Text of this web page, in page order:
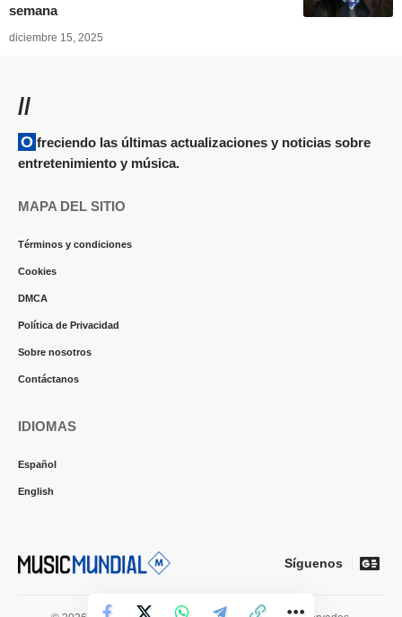
semana
diciembre 15, 2025
//
Ofreciendo las últimas actualizaciones y noticias sobre
entretenimiento y música.
MAPA DEL SITIO
Términos y condiciones
Cookies
DMCA
Política de Privacidad
Sobre nosotros
Contáctanos
IDIOMAS
Español
English
Síguenos